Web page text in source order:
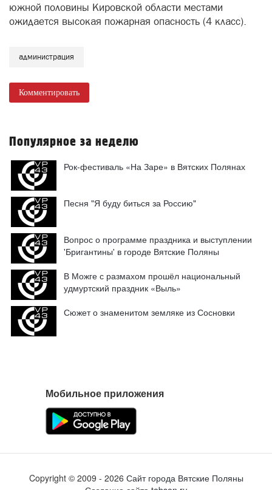
южной половины Кировской области местами
ожидается высокая пожарная опасность (4 класс).
администрация
Комментировать
Популярное за неделю
Рок-фестиваль «На Заре» в Вятских Полянах
Песня "Я буду биться за Россию"
Вопрос о программе праздника и выступлении
'Бригантины' в городе Вятские Поляны
В Можге с размахом прошёл национальный
удмуртский праздник «Выль»
Сюжет о знаменитом земляке из Сосновки
Мобильное приложения
Copyright © 2009 - 2026 Сайт города Вятские Поляны